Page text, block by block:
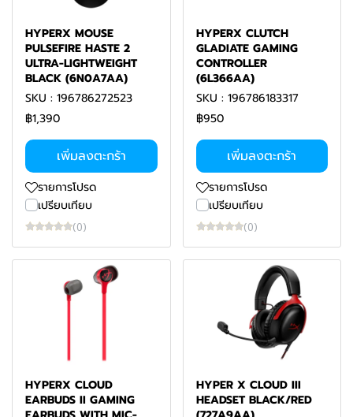
HYPERX MOUSE
PULSEFIRE HASTE 2
ULTRA-LIGHTWEIGHT
BLACK (6N0A7AA)
SKU : 196786272523
฿1,390
เพิ่มลงตะกร้า
รายการโปรด
เปรียบเทียบ
(0)
HYPERX CLUTCH
GLADIATE GAMING
CONTROLLER
(6L366AA)
SKU : 196786183317
฿950
เพิ่มลงตะกร้า
รายการโปรด
เปรียบเทียบ
(0)
HYPERX CLOUD
EARBUDS II GAMING
HYPER X CLOUD III
HEADSET BLACK/RED